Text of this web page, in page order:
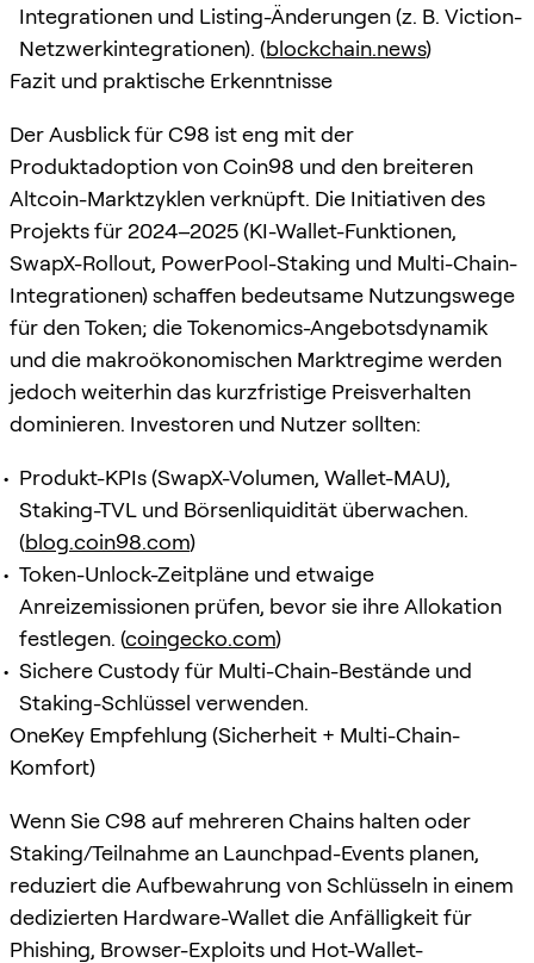
Integrationen und Listing-Änderungen (z. B. Viction-
Netzwerkintegrationen). (blockchain.news)
Fazit und praktische Erkenntnisse
Der Ausblick für C98 ist eng mit der
Produktadoption von Coin98 und den breiteren
Altcoin-Marktzyklen verknüpft. Die Initiativen des
Projekts für 2024–2025 (KI-Wallet-Funktionen,
SwapX-Rollout, PowerPool-Staking und Multi-Chain-
Integrationen) schaffen bedeutsame Nutzungswege
für den Token; die Tokenomics-Angebotsdynamik
und die makroökonomischen Marktregime werden
jedoch weiterhin das kurzfristige Preisverhalten
dominieren. Investoren und Nutzer sollten:
Produkt-KPIs (SwapX-Volumen, Wallet-MAU),
Staking-TVL und Börsenliquidität überwachen.
(blog.coin98.com)
Token-Unlock-Zeitpläne und etwaige
Anreizemissionen prüfen, bevor sie ihre Allokation
festlegen. (coingecko.com)
Sichere Custody für Multi-Chain-Bestände und
Staking-Schlüssel verwenden.
OneKey Empfehlung (Sicherheit + Multi-Chain-
Komfort)
Wenn Sie C98 auf mehreren Chains halten oder
Staking/Teilnahme an Launchpad-Events planen,
reduziert die Aufbewahrung von Schlüsseln in einem
dedizierten Hardware-Wallet die Anfälligkeit für
Phishing, Browser-Exploits und Hot-Wallet-